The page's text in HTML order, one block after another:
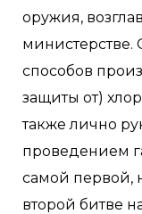
оружия,
министерстве.
способов
защиты от)
также лично
проведением
самой первой,
второй битве